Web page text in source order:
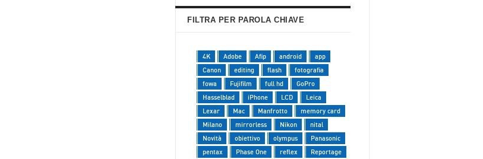
FILTRA PER PAROLA CHIAVE
4K Adobe Afip android
app
Canon
editing flash
fotografia
fowa
Fujifilm full hd
GoPro
Hasselblad
iPhone LCD
Leica
Lexar
Mac Manfrotto
memory card
Milano
mirrorless Nikon
nital
Novità
obiettivo olympus
Panasonic
pentax
Phase One reflex Reportage